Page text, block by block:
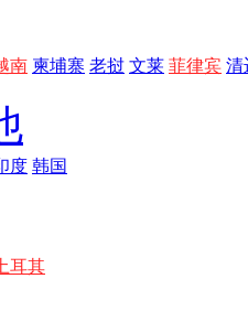
南 柬埔寨 老挝 文莱 菲律宾 清
度 韩国
耳其